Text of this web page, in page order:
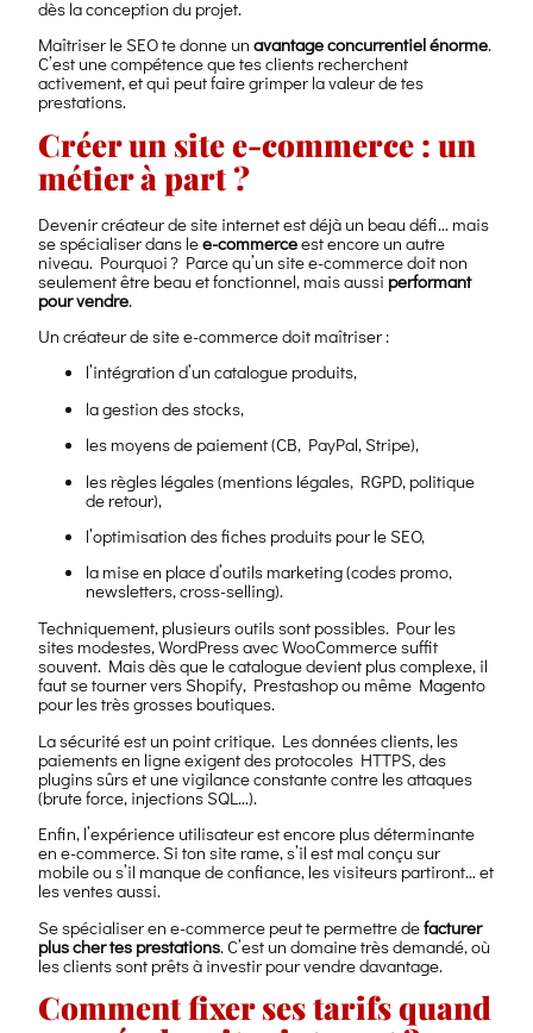
dès la conception du projet.
Maîtriser le SEO te donne unavantage concurrentiel énorme.
C’est une compétence que tes clients recherchent
activement, et qui peut faire grimper la valeur de tes
prestations.
Créer un site e-commerce : un
métier à part ?
Devenir créateur de site internet est déjà un beau défi… mais
se spécialiser dans lee-commerceest encore un autre
niveau. Pourquoi ? Parce qu’un site e-commerce doit non
seulement être beau et fonctionnel, mais aussi performant
pour vendre.
Un créateur de site e-commerce doit maîtriser :
l’intégration d’un catalogue produits,
la gestion des stocks,
les moyens de paiement (CB, PayPal, Stripe),
les règles légales (mentions légales, RGPD, politique
de retour),
l’optimisation des fiches produits pour le SEO,
la mise en place d’outils marketing (codes promo,
newsletters, cross-selling).
Techniquement, plusieurs outils sont possibles. Pour les
sites modestes, WordPress avec WooCommerce suffit
souvent. Mais dès que le catalogue devient plus complexe, il
faut se tourner vers Shopify, Prestashop ou même Magento
pour les très grosses boutiques.
La sécurité est un point critique. Les données clients, les
paiements en ligne exigent des protocoles HTTPS, des
plugins sûrs et une vigilance constante contre les attaques
(brute force, injections SQL…).
Enfin, l’expérience utilisateur est encore plus déterminante
en e-commerce. Si ton site rame, s’il est mal conçu sur
mobile ou s’il manque de confiance, les visiteurs partiront… et
les ventes aussi.
Se spécialiser en e-commerce peut te permettre defacturer
plus cher tes prestations. C’est un domaine très demandé, où
les clients sont prêts à investir pour vendre davantage.
Comment fixer ses tarifs quand